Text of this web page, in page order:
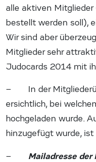
alle aktiven
bestellt werden soll),
Wir sind aber
Mitglieder sehr
Judocards 2014 mit
– In der
ersichtlich, bei
hochgeladen wurde.
hinzugefügt wurde, ist
– Mailadresse